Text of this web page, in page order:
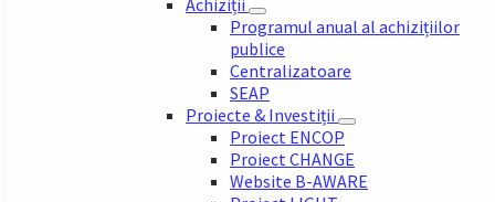
Achiziții
Programul anual al achizițiilor
publice
Centralizatoare
SEAP
Proiecte & Investiții
Proiect ENCOP
Proiect CHANGE
Website B-AWARE